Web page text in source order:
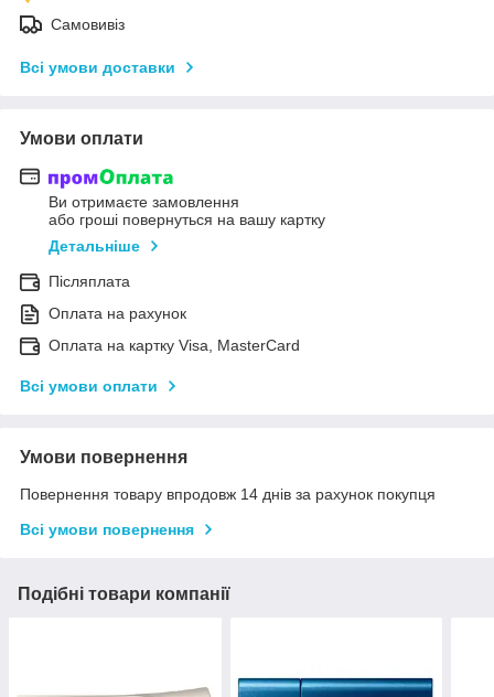
Самовивіз
Всі умови доставки
Умови оплати
Ви отримаєте замовлення
або гроші повернуться на вашу картку
Детальніше
Післяплата
Оплата на рахунок
Оплата на картку Visa, MasterCard
Всі умови оплати
Умови повернення
Повернення товару впродовж 14 днів за рахунок покупця
Всі умови повернення
Подібні товари компанії